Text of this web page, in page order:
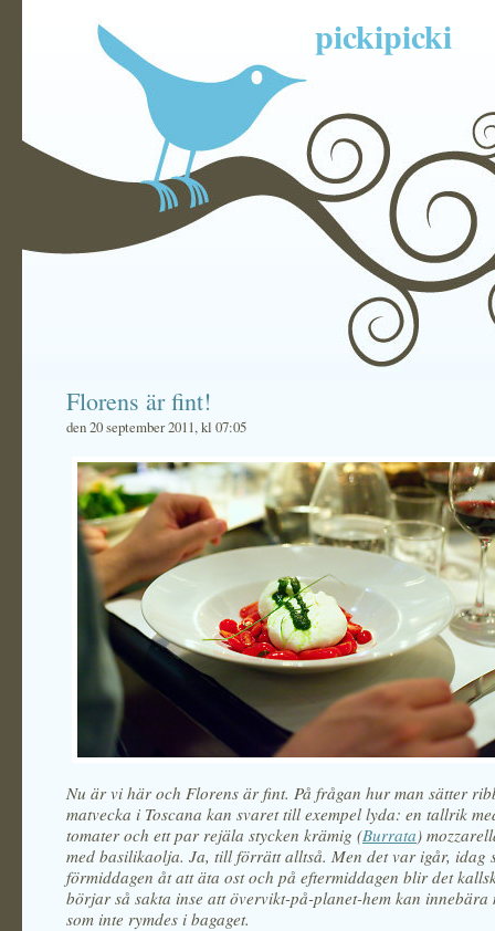
pickipicki
Florens är fint!
den 20 september 2011, kl 07:05
Nu är vi här och Florens är fint. På frågan hur man sätter
matvecka i Toscana kan svaret till exempel lyda: en tallrik
tomater och ett par rejäla stycken krämig (Burrata)
med basilikaolja. Ja, till förrätt alltså. Men det var igår, idag
förmiddagen åt att äta ost och på eftermiddagen blir det
börjar så sakta inse att övervikt-på-planet-hem kan innebära
som inte rymdes i bagaget.